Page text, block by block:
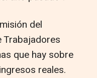
del
Trabajadores
que hay sobre
reales.